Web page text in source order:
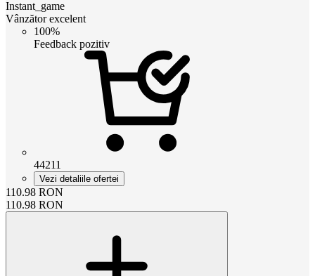
Instant_game
Vânzător excelent
100%
Feedback pozitiv
44211
Vezi detaliile ofertei
110.98 RON
110.98 RON